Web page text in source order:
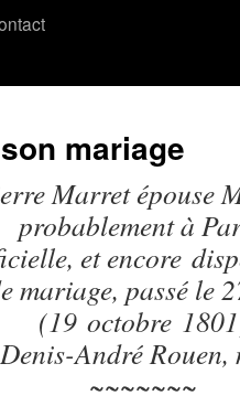
mariage
Marret épouse
probablement à
et encore
mariage, passé le
(19 octobre
André
~~~~~~~